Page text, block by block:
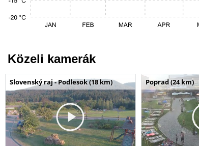
Közeli kamerák
Slovenský raj - Podlesok (18 km) Poprad (24 km)